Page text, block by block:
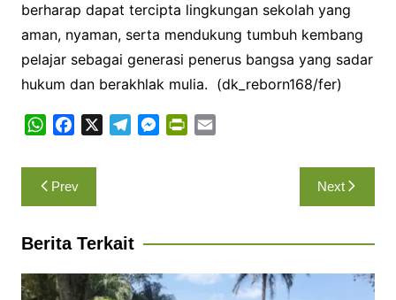
berharap dapat tercipta lingkungan sekolah yang
aman, nyaman, serta mendukung tumbuh kembang
pelajar sebagai generasi penerus bangsa yang sadar
hukum dan berakhlak mulia. (dk_reborn168/fer)
W
a
t
s
p
p
c
e
b
o
k
a
m
M
e
r
i
Navigasi
pos
Prev Next
Berita Terkait